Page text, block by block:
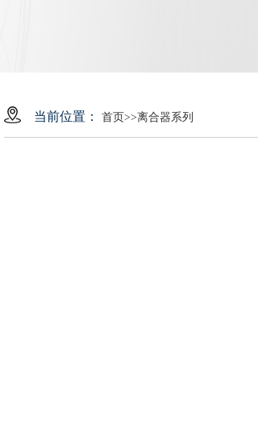
当前位置： 首页>>离合器系列